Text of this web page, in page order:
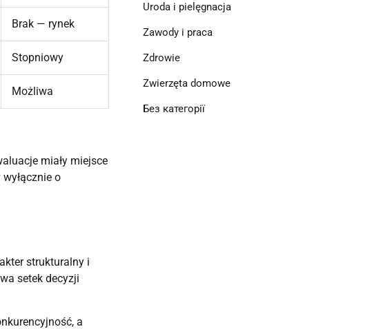
Brak — rynek
Stopniowy
Możliwa
miały miejsce
o
strukturalny i
setek decyzji
a
Uroda i pielęgnacja
Zawody i praca
Zdrowie
Zwierzęta domowe
Без категорії